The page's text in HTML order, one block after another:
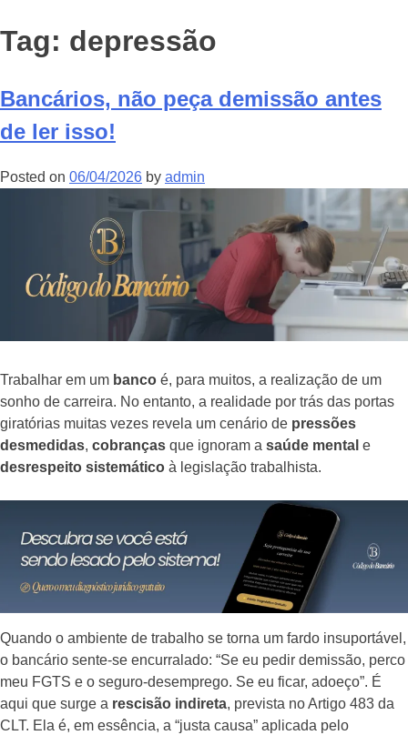
Tag: depressão
Bancários, não peça demissão antes
de ler isso!
Posted on 06/04/2026 by admin
Trabalhar em um banco é, para muitos, a realização de um
sonho de carreira. No entanto, a realidade por trás das portas
giratórias muitas vezes revela um cenário de pressões
desmedidas, cobranças que ignoram a saúde mental e
desrespeito sistemático à legislação trabalhista.
Quando o ambiente de trabalho se torna um fardo insuportável,
o bancário sente-se encurralado: “Se eu pedir demissão, perco
meu FGTS e o seguro-desemprego. Se eu ficar, adoeço”. É
aqui que surge a rescisão indireta, prevista no Artigo 483 da
CLT. Ela é, em essência, a “justa causa” aplicada pelo